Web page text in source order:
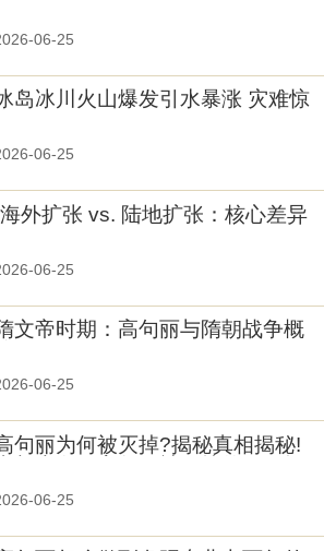
06-25
岛冰川火山爆发引水暴涨 灾难惊
06-25
海外扩张 vs. 陆地扩张：核心差异
06-25
文帝时期：高句丽与隋朝战争概
06-25
句丽为何被灭掉?揭秘真相揭秘!
06-25